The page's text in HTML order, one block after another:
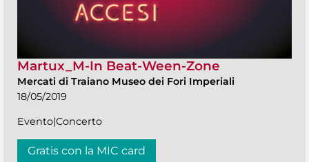
Martux_M-In Beat-Ween-Zone
Mercati di Traiano Museo dei Fori Imperiali
18/05/2019
Evento|Concerto
Gratis con la MIC card